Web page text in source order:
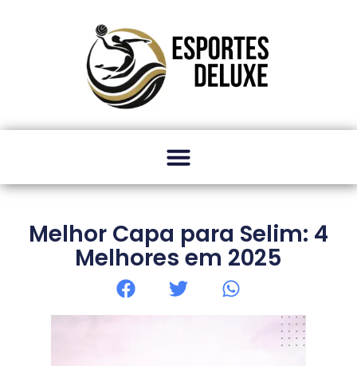
Melhor Capa para Selim: 4
Melhores em 2025